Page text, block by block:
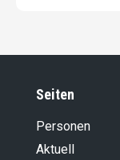
Seiten
Personen
Aktuell